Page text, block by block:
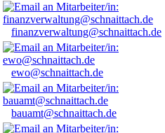
finanzverwaltung@schnaittach.de
ewo@schnaittach.de
bauamt@schnaittach.de